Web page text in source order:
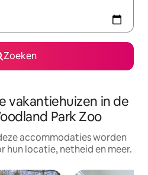
Zoeken
vakantiehuizen in de
Park Zoo
accommodaties worden
hun locatie, netheid en meer.